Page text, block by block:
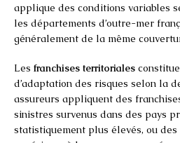
applique des conditions variables
les départements d’outre-mer
généralement de la même
Les franchises territoriales
d’adaptation des risques selon la
assureurs appliquent des
sinistres survenus dans des pays
statistiquement plus élevés, ou